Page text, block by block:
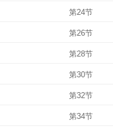
第24节
第26节
第28节
第30节
第32节
第34节